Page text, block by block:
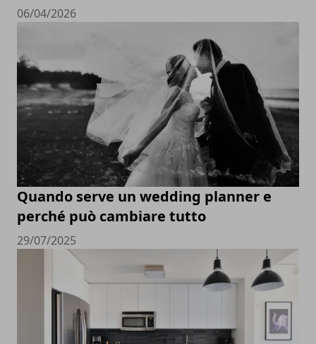
06/04/2026
Quando serve un wedding planner e
perché può cambiare tutto
29/07/2025